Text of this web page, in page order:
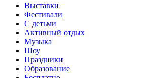
Выставки
Фестивали
С детьми
Активный отдых
Музыка
Шоу
Праздники
Образование